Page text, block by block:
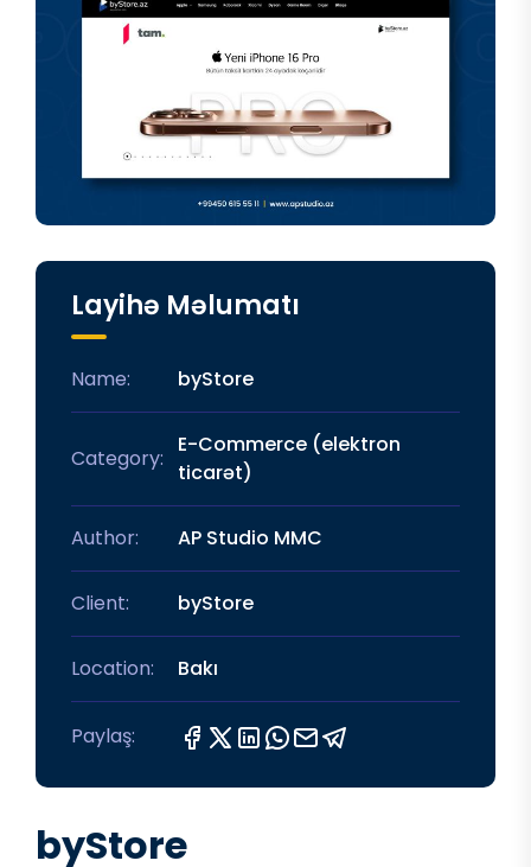
Layihə Məlumatı
Name: byStore
Category:
E-Commerce (elektron
ticarət)
Author: AP Studio MMC
Client: byStore
Location: Bakı
Paylaş:
byStore